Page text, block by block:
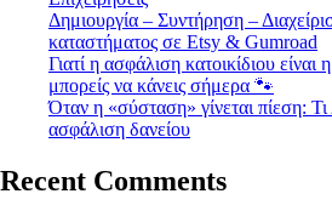
Δημιουργία – Συντήρηση –
καταστήματος σε Etsy & Gumroad
Γιατί η ασφάλιση κατοικίδιου
μπορείς να κάνεις σήμερα 🐾
Όταν η «σύσταση» γίνεται πίεση:
ασφάλιση δανείου
Recent Comments